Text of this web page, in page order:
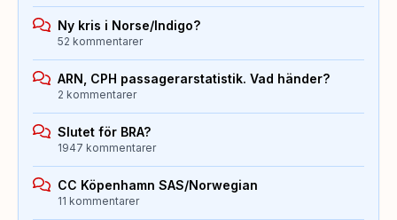
Ny kris i Norse/Indigo?
52 kommentarer
ARN, CPH passagerarstatistik. Vad händer?
2 kommentarer
Slutet för BRA?
1947 kommentarer
CC Köpenhamn SAS/Norwegian
11 kommentarer